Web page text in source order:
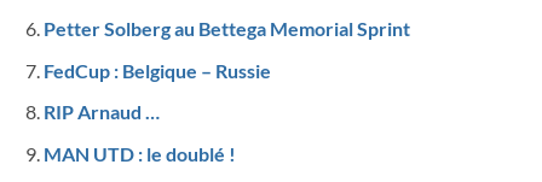
Petter Solberg au Bettega Memorial Sprint
FedCup : Belgique – Russie
RIP Arnaud …
MAN UTD : le doublé !